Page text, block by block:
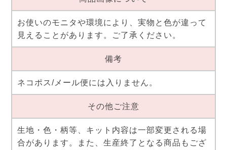
お使いのモニタや環境により、実物と色が違って
見えることがあります。ご了承ください。
備考
ネコポス/メール便には入りません。
その他ご注意
生地・色・柄等、キット内容は一部変更される場
合があります。また、生産終了となる商品もござ